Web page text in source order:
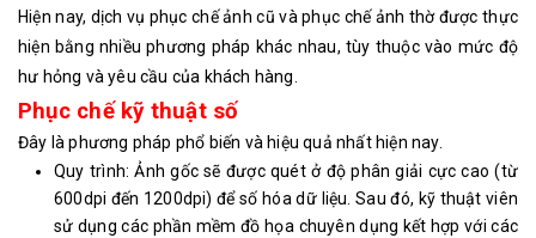
Hiện nay, dịch vụ phục chế ảnh cũ và phục chế ảnh thờ được thực
hiện bằng nhiều phương pháp khác nhau, tùy thuộc vào mức độ
hư hỏng và yêu cầu của khách hàng.
Phục chế kỹ thuật số
Đây là phương pháp phổ biến và hiệu quả nhất hiện nay.
Quy trình: Ảnh gốc sẽ được quét ở độ phân giải cực cao (từ
600dpi đến 1200dpi) để số hóa dữ liệu. Sau đó, kỹ thuật viên
sử dụng các phần mềm đồ họa chuyên dụng kết hợp với các